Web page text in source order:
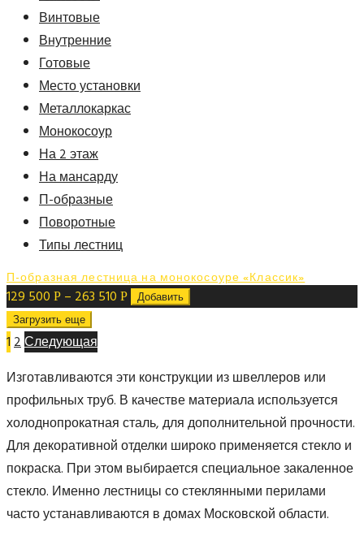
Винтовые
Внутренние
Готовые
Место установки
Металлокаркас
Монокосоур
На 2 этаж
На мансарду
П-образные
Поворотные
Типы лестниц
П-образная лестница на монокосоуре «Классик»
129 500 Р – 263 510 Р
Добавить
Загрузить еще
12Следующая
Изготавливаются эти конструкции из швеллеров или
профильных труб. В качестве материала используется
холоднопрокатная сталь, для дополнительной прочности.
Для декоративной отделки широко применяется стекло и
покраска. При этом выбирается специальное закаленное
стекло. Именно лестницы со стеклянными перилами
часто устанавливаются в домах Московской области.